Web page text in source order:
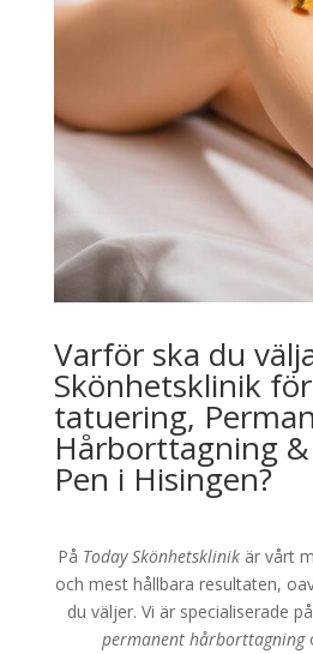
Varför ska du
Skönhetsklinik
tatuering,
Hårborttagning &
Pen i Hisingen?
På Today Skönhetsklinik är vårt
och mest hållbara resultaten,
du väljer. Vi är specialiserade på
permanent hårborttagning